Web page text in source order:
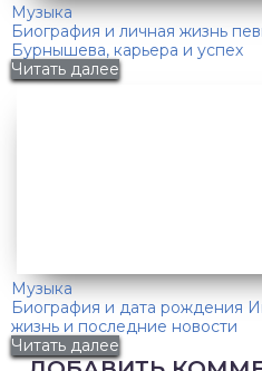
Музыка
Биография и личная жизнь
Бурнышева, карьера и успех
Читать далее
Музыка
Биография и дата рождения
жизнь и последние новости
Читать далее